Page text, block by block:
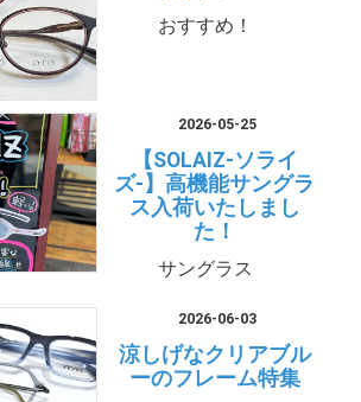
おすすめ！
2026-05-25
【SOLAIZ-ソライ
ズ-】高機能サングラ
ス入荷いたしまし
た！
サングラス
2026-06-03
涼しげなクリアブル
ーのフレーム特集